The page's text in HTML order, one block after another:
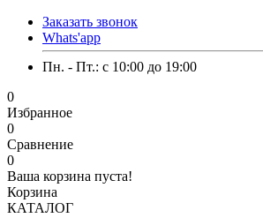
Заказать звонок
Whats'app
Пн. - Пт.: c 10:00 до 19:00
0
Избранное
0
Сравнение
0
Ваша корзина пуста!
Корзина
КАТАЛОГ